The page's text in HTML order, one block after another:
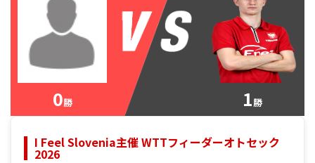
0勝 1勝
I Feel Slovenia主催 WTTフィーダーオトセック
2026